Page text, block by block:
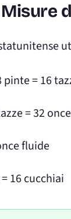
pinte = 16
= 32
fluide
16 cucchiai